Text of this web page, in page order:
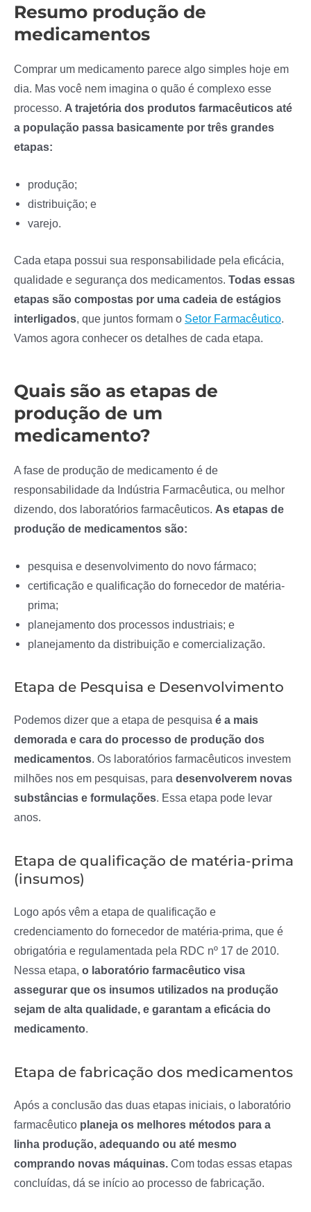
Resumo produção de
medicamentos
Comprar um medicamento parece algo simples hoje em
dia. Mas você nem imagina o quão é complexo esse
processo. A trajetória dos produtos farmacêuticos até
a população passa basicamente por três grandes
etapas:
produção;
distribuição; e
varejo.
Cada etapa possui sua responsabilidade pela eficácia,
qualidade e segurança dos medicamentos. Todas essas
etapas são compostas por uma cadeia de estágios
interligados, que juntos formam o Setor Farmacêutico.
Vamos agora conhecer os detalhes de cada etapa.
Quais são as etapas de
produção de um
medicamento?
A fase de produção de medicamento é de
responsabilidade da Indústria Farmacêutica, ou melhor
dizendo, dos laboratórios farmacêuticos. As etapas de
produção de medicamentos são:
pesquisa e desenvolvimento do novo fármaco;
certificação e qualificação do fornecedor de matéria-
prima;
planejamento dos processos industriais; e
planejamento da distribuição e comercialização.
Etapa de Pesquisa e Desenvolvimento
Podemos dizer que a etapa de pesquisa é a mais
demorada e cara do processo de produção dos
medicamentos. Os laboratórios farmacêuticos investem
milhões nos em pesquisas, para desenvolverem novas
substâncias e formulações. Essa etapa pode levar
anos.
Etapa de qualificação de matéria-prima
(insumos)
Logo após vêm a etapa de qualificação e
credenciamento do fornecedor de matéria-prima, que é
obrigatória e regulamentada pela RDC nº 17 de 2010.
Nessa etapa, o laboratório farmacêutico visa
assegurar que os insumos utilizados na produção
sejam de alta qualidade, e garantam a eficácia do
medicamento.
Etapa de fabricação dos medicamentos
Após a conclusão das duas etapas iniciais, o laboratório
farmacêutico planeja os melhores métodos para a
linha produção, adequando ou até mesmo
comprando novas máquinas. Com todas essas etapas
concluídas, dá se início ao processo de fabricação.